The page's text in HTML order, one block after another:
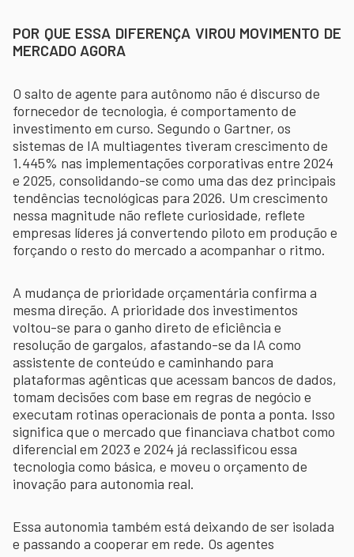
POR QUE ESSA DIFERENÇA VIROU MOVIMENTO DE
MERCADO AGORA
O salto de agente para autônomo não é discurso de
fornecedor de tecnologia, é comportamento de
investimento em curso. Segundo o Gartner, os
sistemas de IA multiagentes tiveram crescimento de
1.445% nas implementações corporativas entre 2024
e 2025, consolidando-se como uma das dez principais
tendências tecnológicas para 2026. Um crescimento
nessa magnitude não reflete curiosidade, reflete
empresas líderes já convertendo piloto em produção e
forçando o resto do mercado a acompanhar o ritmo.
A mudança de prioridade orçamentária confirma a
mesma direção. A prioridade dos investimentos
voltou-se para o ganho direto de eficiência e
resolução de gargalos, afastando-se da IA como
assistente de conteúdo e caminhando para
plataformas agênticas que acessam bancos de dados,
tomam decisões com base em regras de negócio e
executam rotinas operacionais de ponta a ponta. Isso
significa que o mercado que financiava chatbot como
diferencial em 2023 e 2024 já reclassificou essa
tecnologia como básica, e moveu o orçamento de
inovação para autonomia real.
Essa autonomia também está deixando de ser isolada
e passando a cooperar em rede. Os agentes